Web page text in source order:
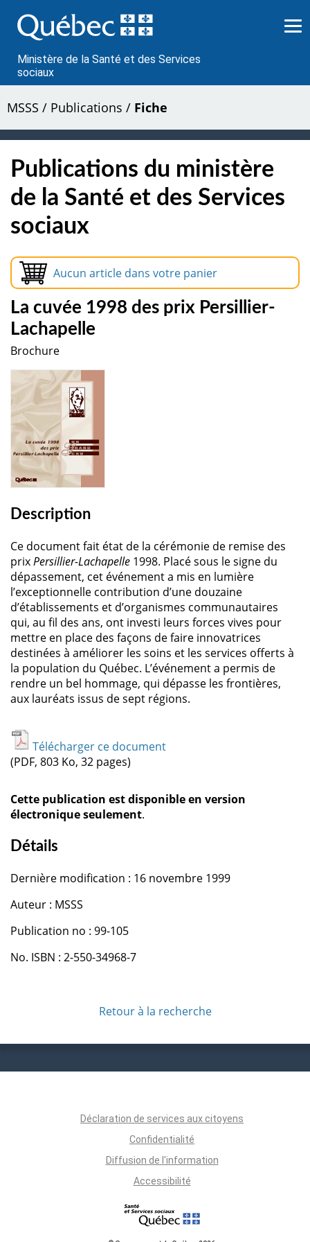
au
contenu
Ministère de la Santé et des Services
sociaux
MSSS / Publications / Fiche
Publications du ministère
de la Santé et des Services
sociaux
Aucun article dans votre panier
La cuvée 1998 des prix Persillier-
Lachapelle
Brochure
Description
Ce document fait état de la cérémonie de remise des
prixPersillier-Lachapelle 1998. Placé sous le signe du
dépassement, cet événement a mis en lumière
l’exceptionnelle contribution d’une douzaine
d’établissements et d’organismes communautaires
qui, au fil des ans, ont investi leurs forces vives pour
mettre en place des façons de faire innovatrices
destinées à améliorer les soins et les services offerts à
la population du Québec. L’événement a permis de
rendre un bel hommage, qui dépasse les frontières,
aux lauréats issus de sept régions.
Télécharger ce document
(PDF, 803 Ko, 32 pages)
Cette publication est disponible en version
électronique seulement.
Détails
Dernière modification : 16 novembre 1999
Auteur : MSSS
Publication no : 99-105
No. ISBN : 2-550-34968-7
Retour à la recherche
Déclaration de services aux citoyens
Confidentialité
Diffusion de l'information
Accessibilité